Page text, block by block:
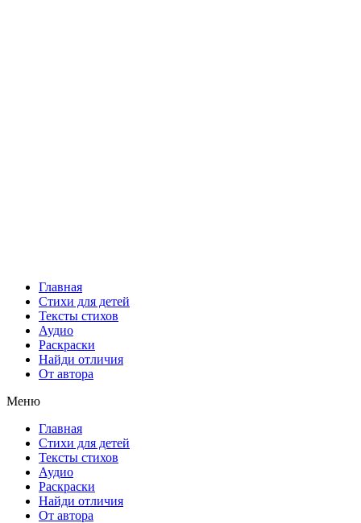
Главная
Стихи для детей
Тексты стихов
Аудио
Раскраски
Найди отличия
От автора
Меню
Главная
Стихи для детей
Тексты стихов
Аудио
Раскраски
Найди отличия
От автора